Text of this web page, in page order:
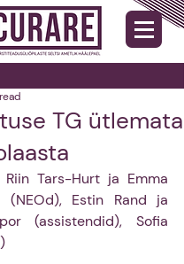
TG ütlemata
Tars-Hurt ja Emma
(NEOd), Estin Rand ja
(assistendid), Sofia